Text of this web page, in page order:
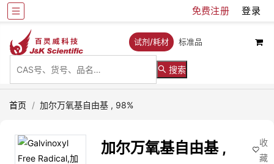
免费注册 登录
试剂/耗材 标准品
搜索
首页 / 加尔万氧基自由基 , 98%
加尔万氧基自由基 ,
收
藏